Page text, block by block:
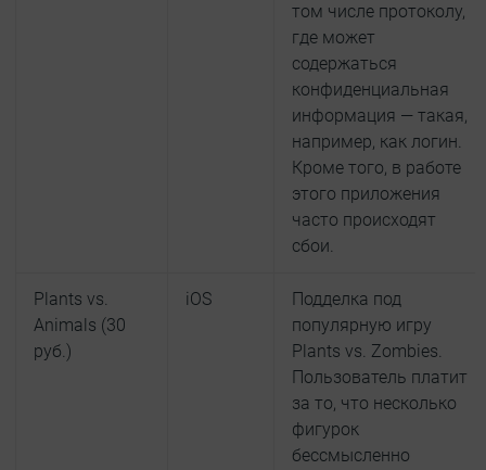
том числе протоколу,
где может
содержаться
конфиденциальная
информация — такая,
например, как логин.
Кроме того, в работе
этого приложения
часто происходят
сбои.
Plants vs.
Animals (30
руб.)
iOS
Подделка под
популярную игру
Plants vs. Zombies.
Пользователь платит
за то, что несколько
фигурок
бессмысленно